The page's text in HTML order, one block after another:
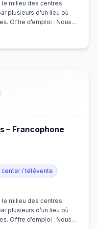
le milieu des centres
plusieurs d’un lieu où
Offre d’emploi : Nous
– Francophone
center / télévente
le milieu des centres
plusieurs d’un lieu où
Offre d’emploi : Nous